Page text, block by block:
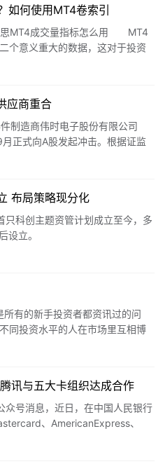
如何使用MT4卷索引
思MT4成交量指标怎么用 MT4
个意义重大的数据，这对于投资
交量表明市场中有大量的参与者
应商重合
造商伟时电子股份有限公司
月正式向A股发起冲击。根据证监
电子IPO再向前推近一步，拿到了
现象引发了证监会的重点关注，
又是供应商”的情况给出一个合理的
布局策略现分化
科创主题资管计划成立至今，多
设立。
有的新手投资者都资讯过的问
同投资水平的人在市场里互相博
松获利,而技术水平低的人则极有
讯与五大卡组织达成合作
众号消息，近日，在中国人民银行
、AmericanExpress、